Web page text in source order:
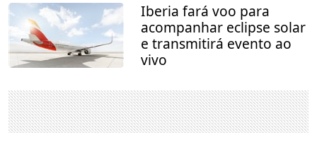
Iberia fará voo para
acompanhar eclipse solar
e transmitirá evento ao
vivo